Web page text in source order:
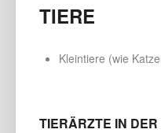
TIERE
Kleintiere (wie
TIERÄRZTE IN